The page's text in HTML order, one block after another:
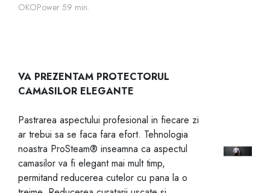
OKOPower 59 min.
VA PREZENTAM PROTECTORUL
CAMASILOR ELEGANTE
Pastrarea aspectului profesional in fiecare zi
ar trebui sa se faca fara efort. Tehnologia
noastra ProSteam® inseamna ca aspectul
camasilor va fi elegant mai mult timp,
permitand reducerea cutelor cu pana la o